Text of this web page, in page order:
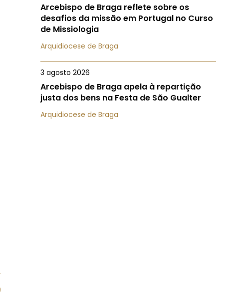
Arcebispo de Braga reflete sobre os
desafios da missão em Portugal no Curso
de Missiologia
Arquidiocese de Braga
3 agosto 2026
Arcebispo de Braga apela à repartição
justa dos bens na Festa de São Gualter
Arquidiocese de Braga